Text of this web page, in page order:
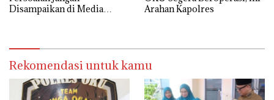
Disampaikan di Media
Arahan Kapolres
Rekomendasi untuk kamu